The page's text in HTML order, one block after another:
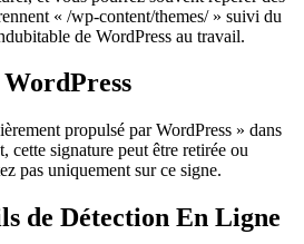
« /wp-content/themes/ » suivi du
de WordPress au travail.
propulsé par WordPress » dans
cette signature peut être retirée ou
pas uniquement sur ce signe.
de Détection En Ligne